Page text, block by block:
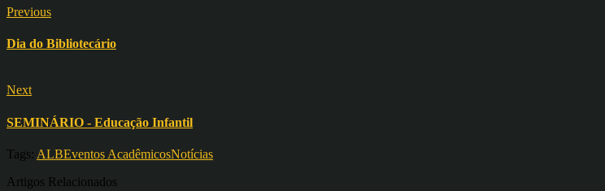
Previous
Dia do Bibliotecário
Next
SEMINÁRIO - Educação Infantil
Tags: ALBEventos AcadêmicosNotícias
Artigos Relacionados